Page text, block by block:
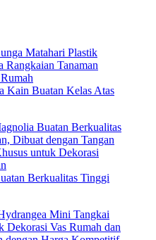
Kain Buatan Kelas Atas
Berkualitas Tinggi